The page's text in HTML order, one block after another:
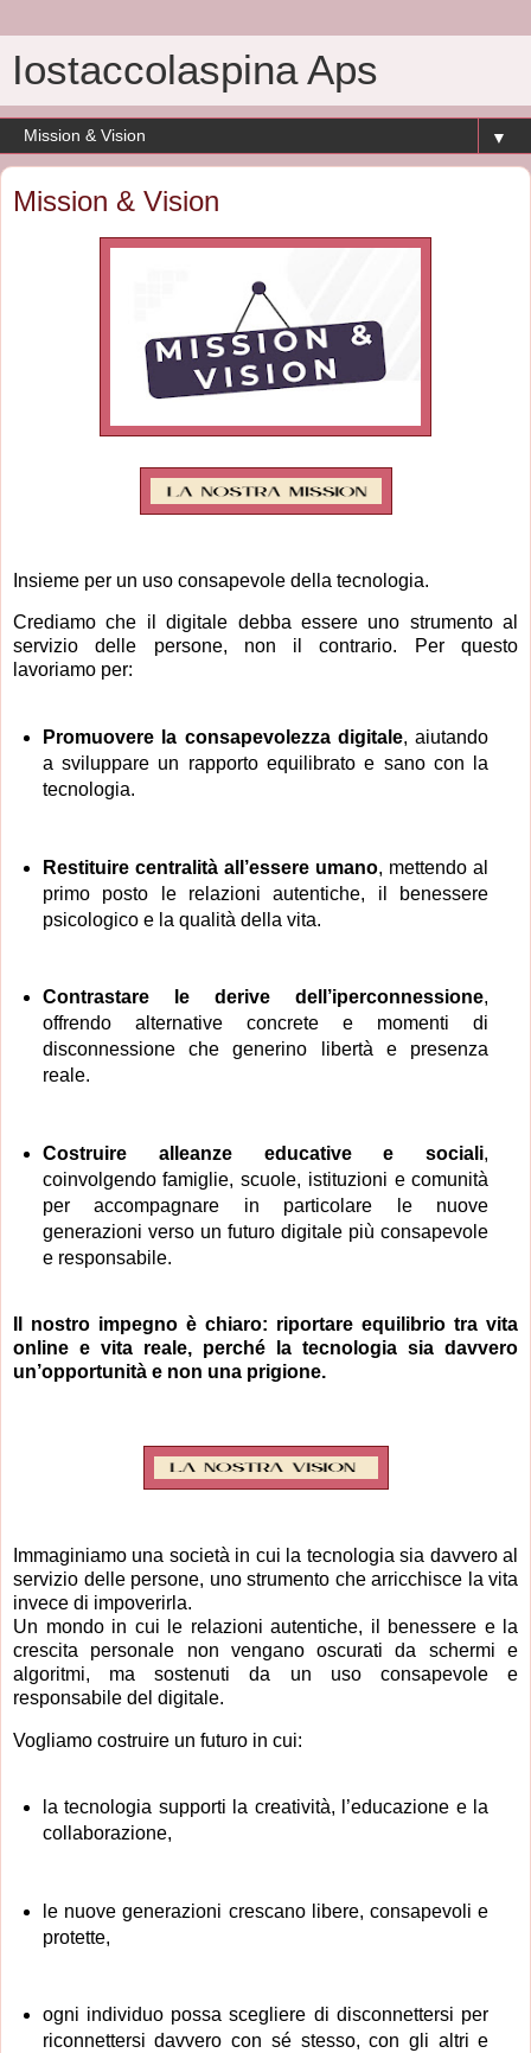
Iostaccolaspina Aps
▼
Mission & Vision
Insieme per un uso consapevole della tecnologia.
Crediamo che il digitale debba essere uno strumento al
servizio delle persone, non il contrario. Per questo
lavoriamo per:
Promuovere la consapevolezza digitale, aiutando
a sviluppare un rapporto equilibrato e sano con la
tecnologia.
Restituire centralità all’essere umano, mettendo al
primo posto le relazioni autentiche, il benessere
psicologico e la qualità della vita.
Contrastare le derive dell’iperconnessione,
offrendo alternative concrete e momenti di
disconnessione che generino libertà e presenza
reale.
Costruire alleanze educative e sociali,
coinvolgendo famiglie, scuole, istituzioni e comunità
per accompagnare in particolare le nuove
generazioni verso un futuro digitale più consapevole
e responsabile.
Il nostro impegno è chiaro: riportare equilibrio tra vita
online e vita reale, perché la tecnologia sia davvero
un’opportunità e non una prigione.
Immaginiamo una società in cui la tecnologia sia davvero al
servizio delle persone, uno strumento che arricchisce la vita
invece di impoverirla.
Un mondo in cui le relazioni autentiche, il benessere e la
crescita personale non vengano oscurati da schermi e
algoritmi, ma sostenuti da un uso consapevole e
responsabile del digitale.
Vogliamo costruire un futuro in cui:
la tecnologia supporti la creatività, l’educazione e la
collaborazione,
le nuove generazioni crescano libere, consapevoli e
protette,
ogni individuo possa scegliere di disconnettersi per
riconnettersi davvero con sé stesso, con gli altri e